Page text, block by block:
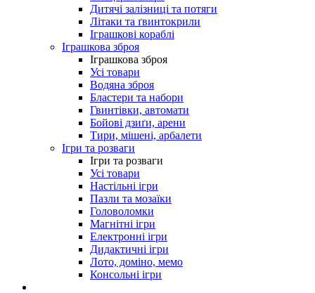
Дитячі залізниці та потяги
Літаки та ґвинтокрили
Іграшкові кораблі
Іграшкова зброя
Іграшкова зброя
Усі товари
Водяна зброя
Бластери та набори
Гвинтівки, автомати
Бойові дзиґи, арени
Тири, мішені, арбалети
Ігри та розваги
Ігри та розваги
Усі товари
Настільні ігри
Пазли та мозаїки
Головоломки
Магнітні ігри
Електронні ігри
Дидактичні ігри
Лото, доміно, мемо
Консольні ігри